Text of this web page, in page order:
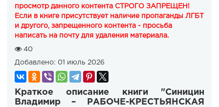
просмотр данного контента СТРОГО ЗАПРЕЩЕН!
Если в книге присутствует наличие пропаганды ЛГБТ
и другого, запрещенного контента - просьба
написать на почту для удаления материала.
40
Добавлено: 01 июль 2026
Краткое описание книги "Синицин
Владимир – РАБОЧЕ-КРЕСТЬЯНСКАЯ